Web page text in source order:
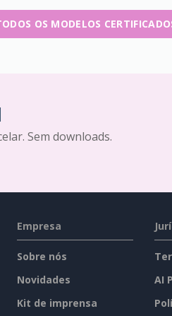
OS MODELOS
Sem downloads.
Empresa
Sobre nós
Novidades
Kit de imprensa
AI